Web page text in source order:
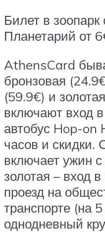
Билет в зоопарк
Планетарий от
AthensCard
бронзовая
(59.9€) и
включают вход
автобус Hop-on
часов и скидки.
включает ужин
золотая – вход
проезд на
транспорте (на
однодневный